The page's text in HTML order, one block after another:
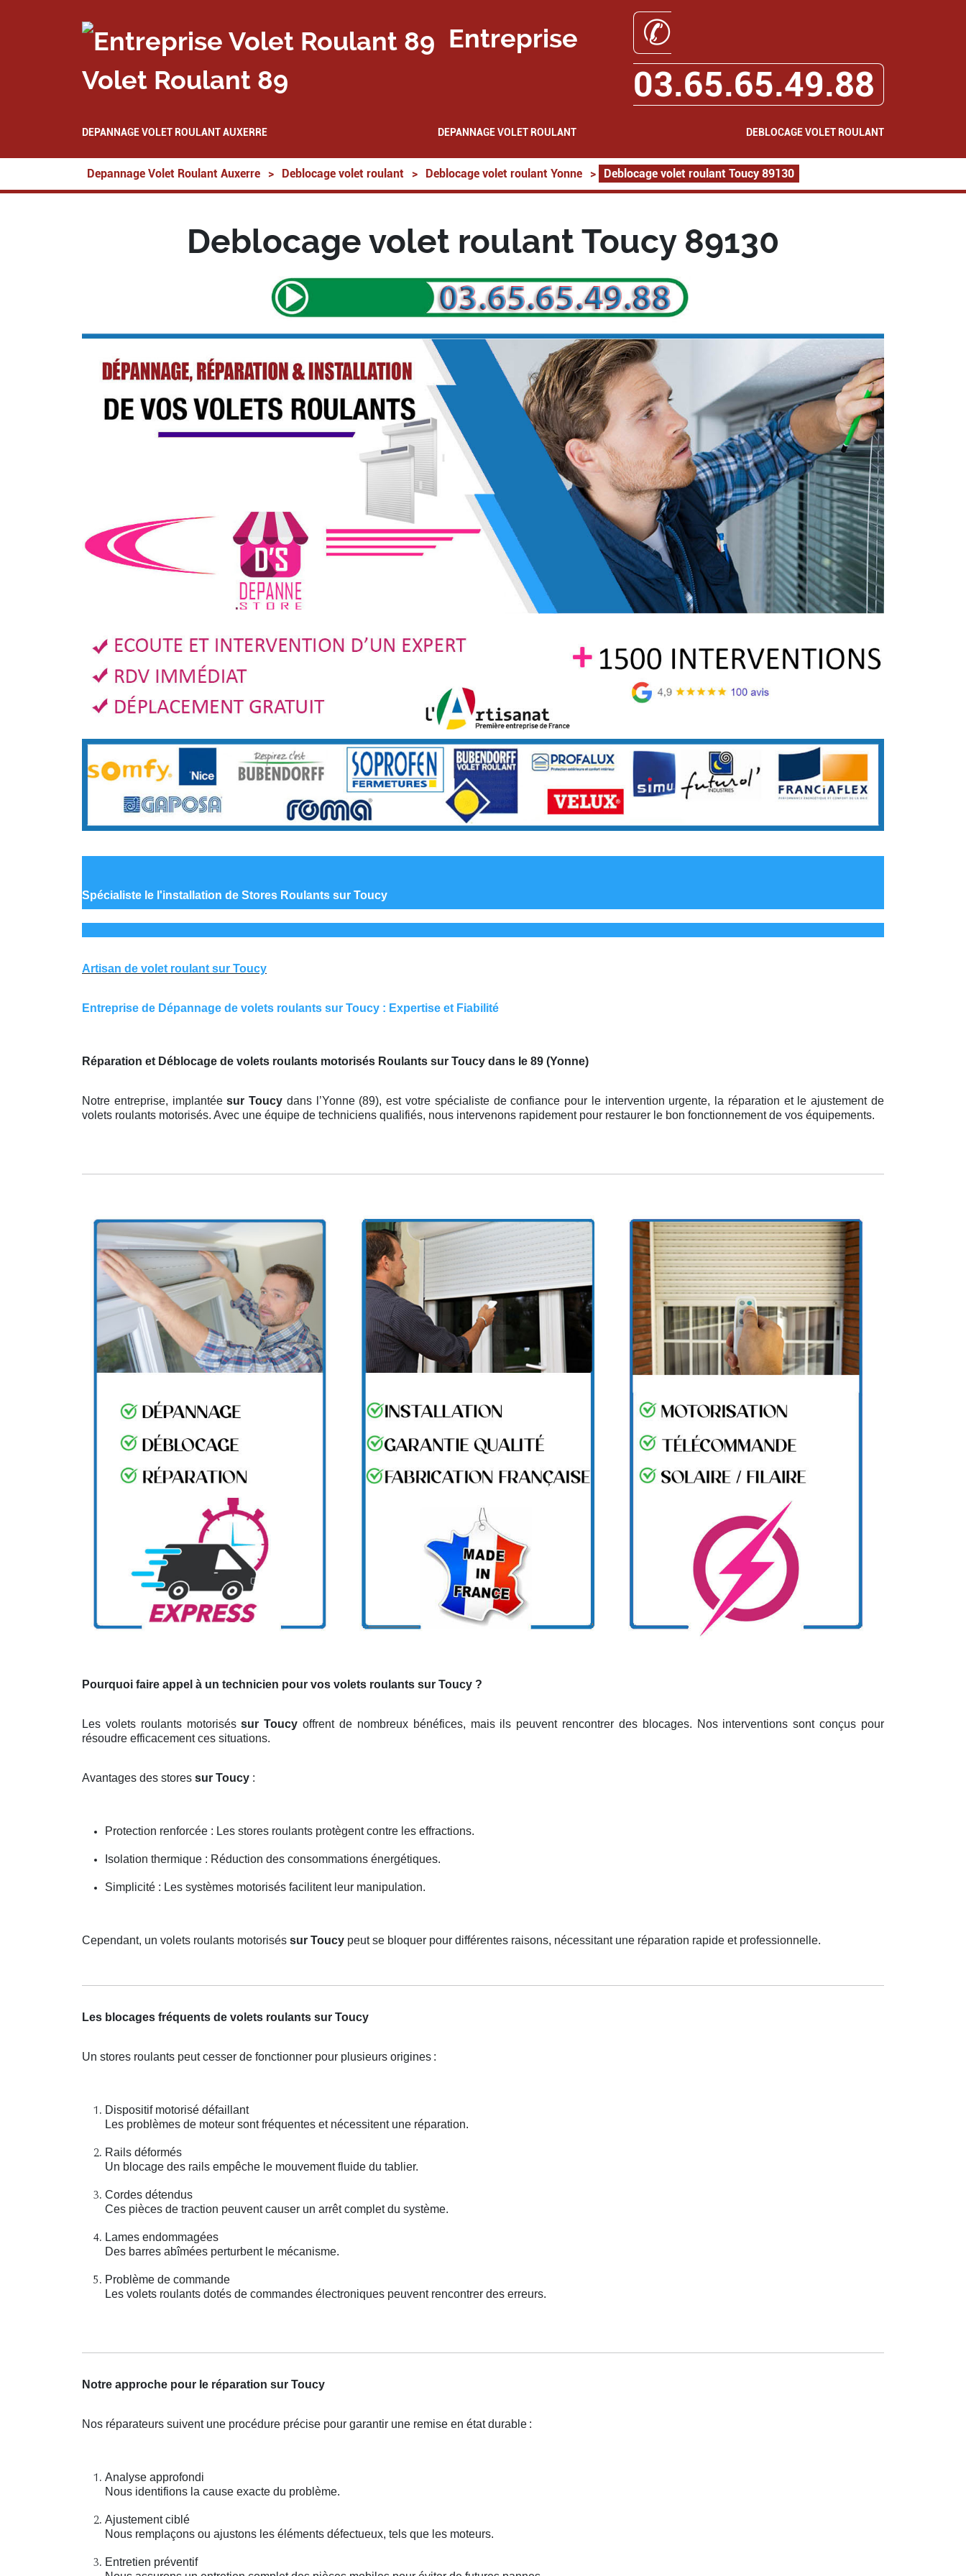
Entreprise
Volet Roulant 89
✆
03.65.65.49.88
DEPANNAGE VOLET ROULANT AUXERRE DEPANNAGE VOLET ROULANT DEBLOCAGE VOLET ROULANT
Depannage Volet Roulant Auxerre > Deblocage volet roulant > Deblocage volet roulant Yonne > Deblocage volet roulant Toucy 89130
Deblocage volet roulant Toucy 89130
Spécialiste le l'installation de Stores Roulants sur Toucy
Artisan de volet roulant sur Toucy
Entreprise de Dépannage de volets roulants sur Toucy : Expertise et Fiabilité
Réparation et Déblocage de volets roulants motorisés Roulants sur Toucy dans le 89 (Yonne)
Notre entreprise, implantéesur Toucy dans l’Yonne (89), est votre spécialiste de confiance pour le intervention urgente, la réparation et le ajustement de
volets roulants motorisés. Avec une équipe de techniciens qualifiés, nous intervenons rapidement pour restaurer le bon fonctionnement de vos équipements.
Pourquoi faire appel à un technicien pour vos volets roulants sur Toucy ?
Les volets roulants motoriséssur Toucyoffrent de nombreux bénéfices, mais ils peuvent rencontrer des blocages. Nos interventions sont conçus pour
résoudre efficacement ces situations.
Avantages des stores sur Toucy :
Protection renforcée : Les stores roulants protègent contre les effractions.
Isolation thermique : Réduction des consommations énergétiques.
Simplicité : Les systèmes motorisés facilitent leur manipulation.
Cependant, un volets roulants motorisés sur Toucy peut se bloquer pour différentes raisons, nécessitant une réparation rapide et professionnelle.
Les blocages fréquents de volets roulants sur Toucy
Un stores roulants peut cesser de fonctionner pour plusieurs origines :
Dispositif motorisé défaillant
Les problèmes de moteur sont fréquentes et nécessitent une réparation.
Rails déformés
Un blocage des rails empêche le mouvement fluide du tablier.
Cordes détendus
Ces pièces de traction peuvent causer un arrêt complet du système.
Lames endommagées
Des barres abîmées perturbent le mécanisme.
Problème de commande
Les volets roulants dotés de commandes électroniques peuvent rencontrer des erreurs.
Notre approche pour le réparation sur Toucy
Nos réparateurs suivent une procédure précise pour garantir une remise en état durable :
Analyse approfondi
Nous identifions la cause exacte du problème.
Ajustement ciblé
Nous remplaçons ou ajustons les éléments défectueux, tels que les moteurs.
Entretien préventif